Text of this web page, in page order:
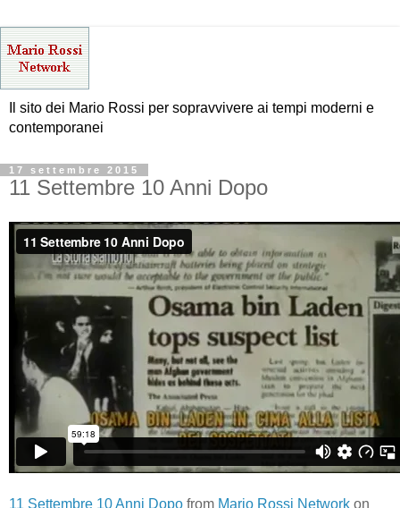
Il sito dei Mario Rossi per sopravvivere ai tempi moderni e
contemporanei
17 settembre 2015
11 Settembre 10 Anni Dopo
11 Settembre 10 Anni Dopo from Mario Rossi Network on